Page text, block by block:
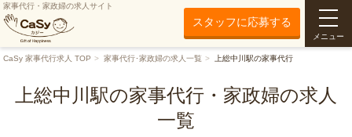
家事代行・家政婦の求人サイト
スタッフに応募する
メニュー
CaSy 家事代行求人 TOP 家事代行･家政婦の求人一覧 上総中川駅の家事代行
上総中川駅の家事代行・家政婦の求人
一覧